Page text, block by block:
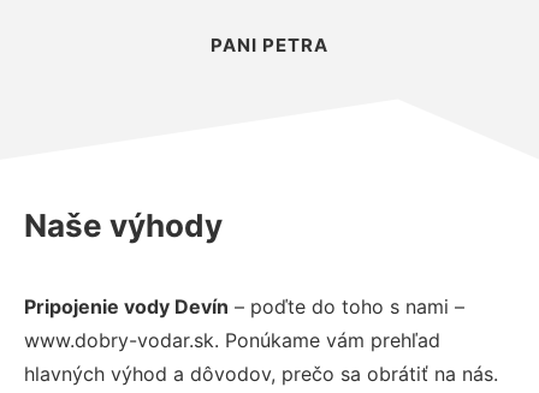
PANI PETRA
Naše výhody
Pripojenie vody Devín – poďte do toho s nami –
www.dobry-vodar.sk. Ponúkame vám prehľad
hlavných výhod a dôvodov, prečo sa obrátiť na nás.